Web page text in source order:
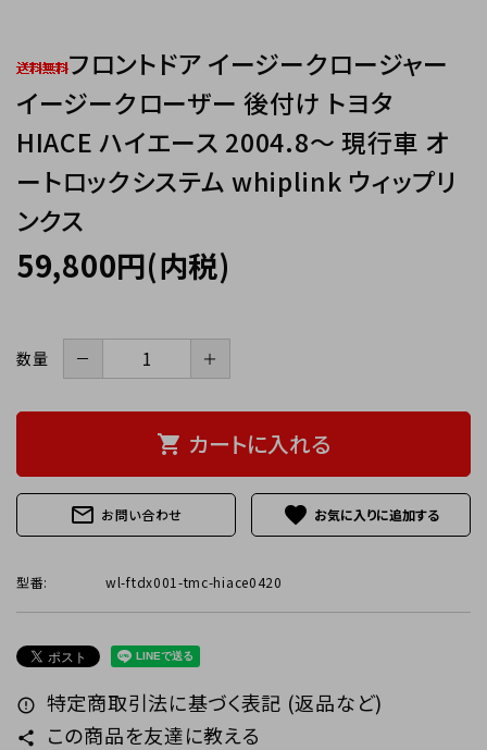
フロントドア イージークロージャー
イージークローザー 後付け トヨタ
HIACE ハイエース 2004.8～ 現行車 オ
ートロックシステム whiplink ウィップリ
ンクス
59,800円(内税)
数量 － ＋
shopping_cart カートに入れる
mail_outline お問い合わせ favorite
型番: wl-ftdx001-tmc-hiace0420
error_outline 特定商取引法に基づく表記 (返品など)
share この商品を友達に教える